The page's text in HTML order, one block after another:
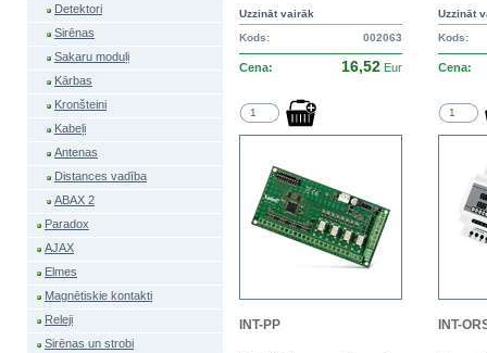
Detektori
Sirēnas
Sakaru moduļi
Kārbas
Kronšteini
Kabeļi
Antenas
Distances vadība
ABAX 2
Paradox
AJAX
Elmes
Magnētiskie kontakti
Releji
Sirēnas un strobi
Uzzināt vairāk
Kods:
002063
Cena: 16,52 Eur
Uzzināt
Kods:
Cena:
INT-PP INT-